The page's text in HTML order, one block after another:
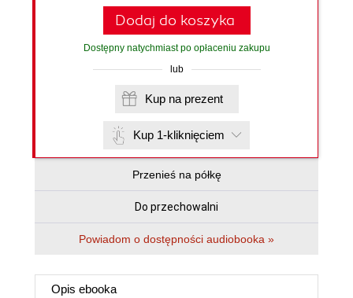
Dodaj do koszyka
Dostępny natychmiast po opłaceniu zakupu
lub
Kup na prezent
Kup 1-kliknięciem
Przenieś na półkę
Do przechowalni
Powiadom o dostępności audiobooka »
Opis ebooka